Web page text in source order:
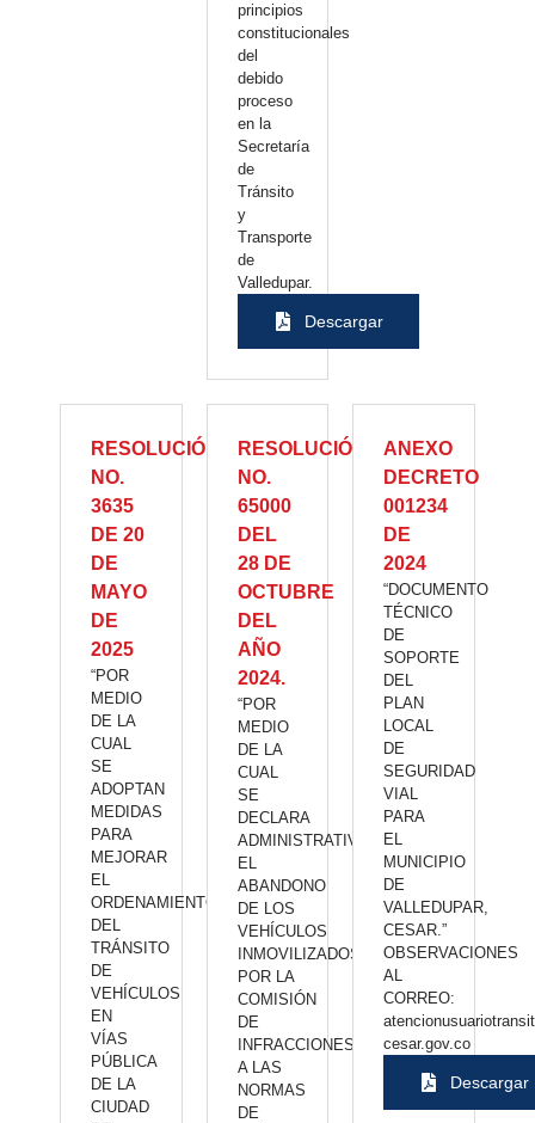
principios
constitucionales
del
debido
proceso
en la
Secretaría
de
Tránsito
y
Transporte
de
Valledupar.
Descargar
RESOLUCIÓN
NO.
3635
DE 20
DE
MAYO
DE
2025
“POR
MEDIO
DE LA
CUAL
SE
ADOPTAN
MEDIDAS
PARA
MEJORAR
EL
ORDENAMIENTO
DEL
TRÁNSITO
DE
VEHÍCULOS
EN
VÍAS
PÚBLICA
DE LA
CIUDAD
RESOLUCIÓN
NO.
65000
DEL
28 DE
OCTUBRE
DEL
AÑO
2024.
“POR
MEDIO
DE LA
CUAL
SE
DECLARA
ADMINISTRATIVAMENTE
EL
ABANDONO
DE LOS
VEHÍCULOS
INMOVILIZADOS
POR LA
COMISIÓN
DE
INFRACCIONES
A LAS
NORMAS
DE
ANEXO
DECRETO
001234
DE
2024
“DOCUMENTO
TÉCNICO
DE
SOPORTE
DEL
PLAN
LOCAL
DE
SEGURIDAD
VIAL
PARA
EL
MUNICIPIO
DE
VALLEDUPAR,
CESAR.”
OBSERVACIONES
AL
CORREO:
cesar.gov.co
Descargar